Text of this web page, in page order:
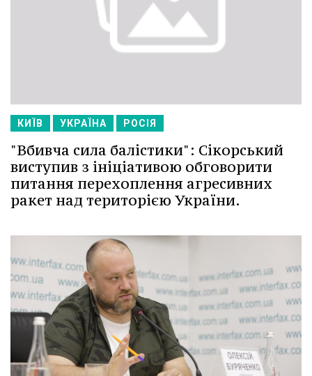
КИЇВ УКРАЇНА РОСІЯ
"Вбивча сила балістики": Сікорський
виступив з ініціативою обговорити
питання перехоплення агресивних
ракет над територією України.